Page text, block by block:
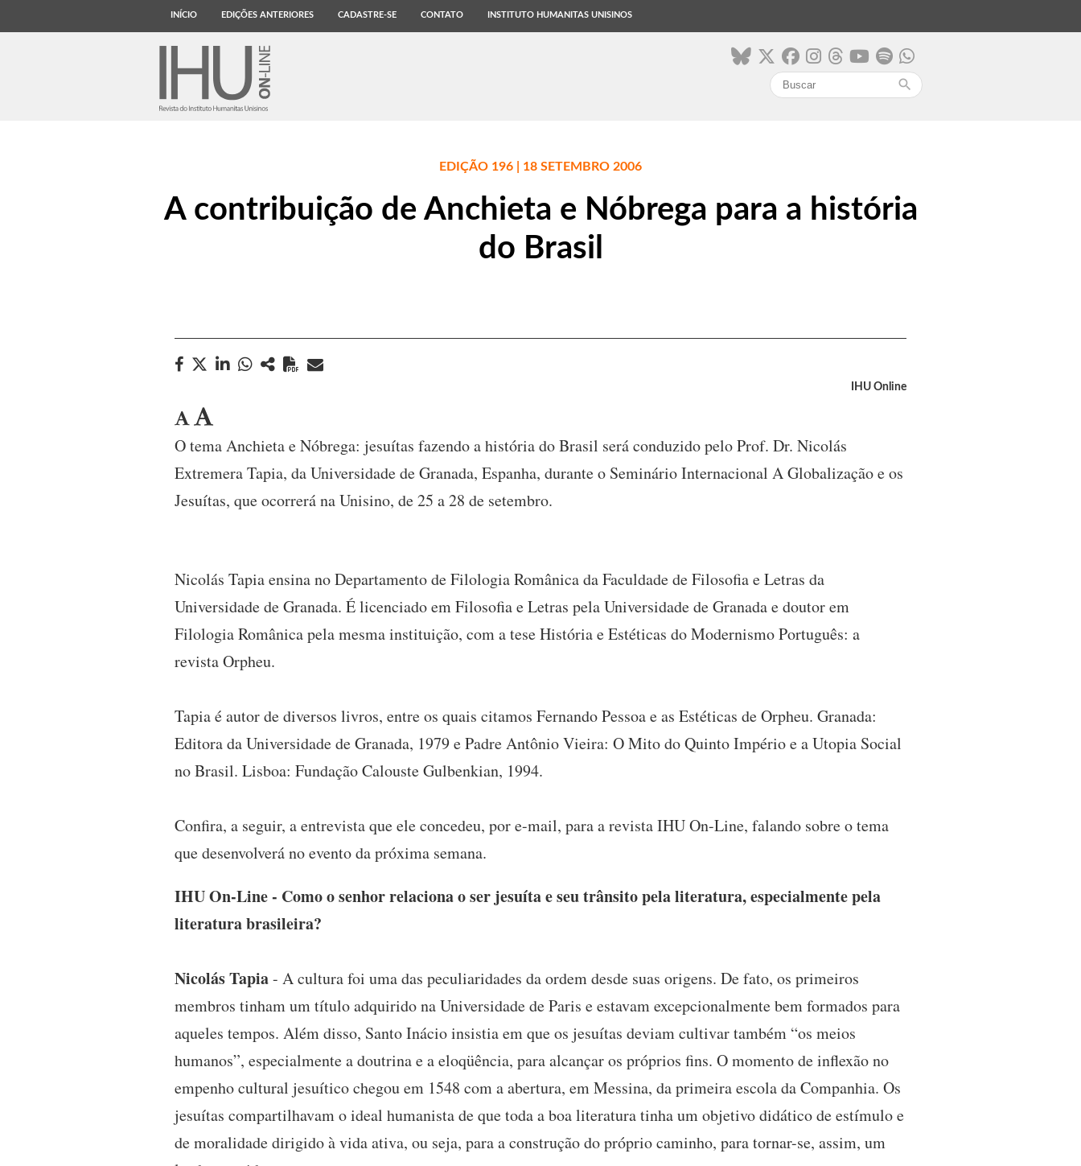
INÍCIO EDIÇÕES ANTERIORES CADASTRE-SE CONTATO INSTITUTO HUMANITAS UNISINOS
search
EDIÇÃO 196 | 18 SETEMBRO 2006
A contribuição de Anchieta e Nóbrega para a história
do Brasil
IHU Online
O tema Anchieta e Nóbrega: jesuítas fazendo a história do Brasil será conduzido pelo Prof. Dr. Nicolás
Extremera Tapia, da Universidade de Granada, Espanha, durante o Seminário Internacional A Globalização e os
Jesuítas, que ocorrerá na Unisino, de 25 a 28 de setembro.
Nicolás Tapia ensina no Departamento de Filologia Românica da Faculdade de Filosofia e Letras da
Universidade de Granada. É licenciado em Filosofia e Letras pela Universidade de Granada e doutor em
Filologia Românica pela mesma instituição, com a tese História e Estéticas do Modernismo Português: a
revista Orpheu.
Tapia é autor de diversos livros, entre os quais citamos Fernando Pessoa e as Estéticas de Orpheu. Granada:
Editora da Universidade de Granada, 1979 e Padre Antônio Vieira: O Mito do Quinto Império e a Utopia Social
no Brasil. Lisboa: Fundação Calouste Gulbenkian, 1994.
Confira, a seguir, a entrevista que ele concedeu, por e-mail, para a revista IHU On-Line, falando sobre o tema
que desenvolverá no evento da próxima semana.
IHU On-Line - Como o senhor relaciona o ser jesuíta e seu trânsito pela literatura, especialmente pela
literatura brasileira?
Nicolás Tapia- A cultura foi uma das peculiaridades da ordem desde suas origens. De fato, os primeiros
membros tinham um título adquirido na Universidade de Paris e estavam excepcionalmente bem formados para
aqueles tempos. Além disso, Santo Inácio insistia em que os jesuítas deviam cultivar também “os meios
humanos”, especialmente a doutrina e a eloqüência, para alcançar os próprios fins. O momento de inflexão no
empenho cultural jesuítico chegou em 1548 com a abertura, em Messina, da primeira escola da Companhia. Os
jesuítas compartilhavam o ideal humanista de que toda a boa literatura tinha um objetivo didático de estímulo e
de moralidade dirigido à vida ativa, ou seja, para a construção do próprio caminho, para tornar-se, assim, um